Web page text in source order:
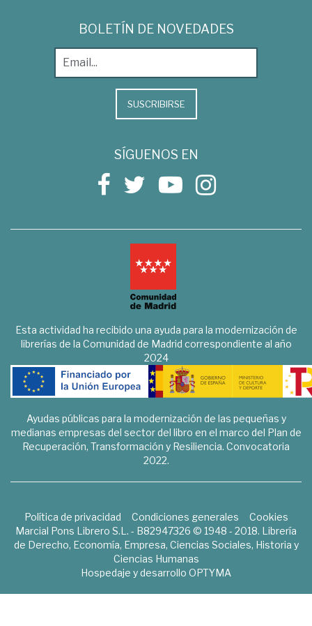
BOLETÍN DE NOVEDADES
SUSCRIBIRSE
SÍGUENOS EN
Esta actividad ha recibido una ayuda para la modernización de
librerías de la Comunidad de Madrid correspondiente al año
2024
Ayudas públicas para la modernización de las pequeñas y
medianas empresas del sector del libro en el marco del Plan de
Recuperación, Transformación y Resiliencia. Convocatoria
2022.
Política de privacidad Condiciones generales
Cookies
Marcial Pons Librero S.L. - B82947326 © 1948 - 2018. Librería
de Derecho, Economía, Empresa, Ciencias Sociales, Historia y
Ciencias Humanas
Hospedaje y desarrollo OPTYMA